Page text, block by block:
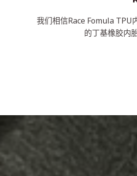
我们相信Race Fomula TPU
的丁基橡胶内